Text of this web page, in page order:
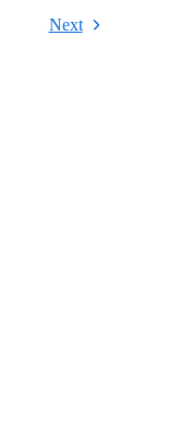
Next